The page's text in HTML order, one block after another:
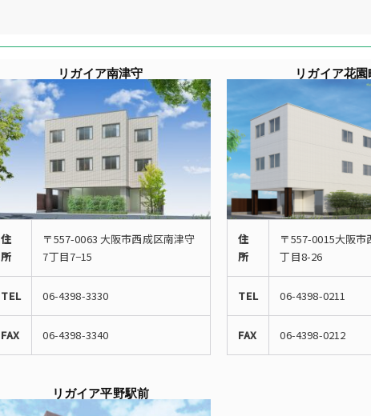
リガイア南津守
住
所
〒557-0063 大阪市西成区南津守
7丁目7−15
TEL 06-4398-3330
FAX 06-4398-3340
リガイア花
住
所
〒557-0015大阪
丁目8-26
TEL 06-4398-0211
FAX 06-4398-0212
リガイア平野駅前